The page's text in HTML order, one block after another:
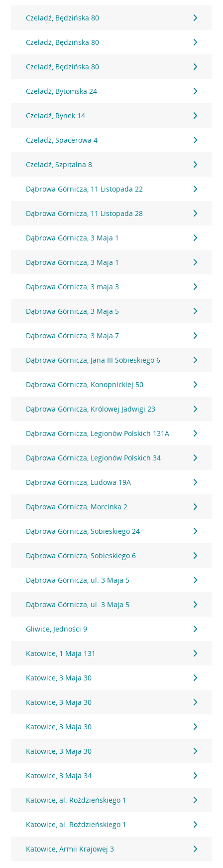
Czeladź, Będzińska 80
Czeladź, Będzińska 80
Czeladź, Będzińska 80
Czeladź, Bytomska 24
Czeladź, Rynek 14
Czeladź, Spacerowa 4
Czeladź, Szpitalna 8
Dąbrowa Górnicza, 11 Listopada 22
Dąbrowa Górnicza, 11 Listopada 28
Dąbrowa Górnicza, 3 Maja 1
Dąbrowa Górnicza, 3 Maja 1
Dąbrowa Górnicza, 3 maja 3
Dąbrowa Górnicza, 3 Maja 5
Dąbrowa Górnicza, 3 Maja 7
Dąbrowa Górnicza, Jana III Sobieskiego 6
Dąbrowa Górnicza, Konopnickiej 50
Dąbrowa Górnicza, Królowej Jadwigi 23
Dąbrowa Górnicza, Legionów Polskich 131A
Dąbrowa Górnicza, Legionów Polskich 34
Dąbrowa Górnicza, Ludowa 19A
Dąbrowa Górnicza, Morcinka 2
Dąbrowa Górnicza, Sobieskiego 24
Dąbrowa Górnicza, Sobieskiego 6
Dąbrowa Górnicza, ul. 3 Maja 5
Dąbrowa Górnicza, ul. 3 Maja 5
Gliwice, Jedności 9
Katowice, 1 Maja 131
Katowice, 3 Maja 30
Katowice, 3 Maja 30
Katowice, 3 Maja 30
Katowice, 3 Maja 30
Katowice, 3 Maja 34
Katowice, al. Roździeńskiego 1
Katowice, al. Roździeńskiego 1
Katowice, Armii Krajowej 3